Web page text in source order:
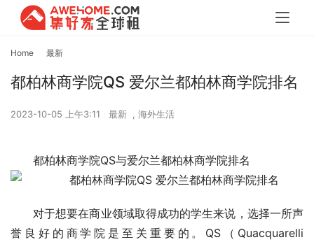
Home 最新
都柏林商学院QS 爱尔兰都柏林商学院排名
2023-10-05 上午3:11 最新 , 海外生活
都柏林商学院QS与爱尔兰都柏林商学院排名
对于想要在商业领域取得成功的学生来说，选择一所声
誉良好的商学院是至关重要的。QS（Quacquarelli